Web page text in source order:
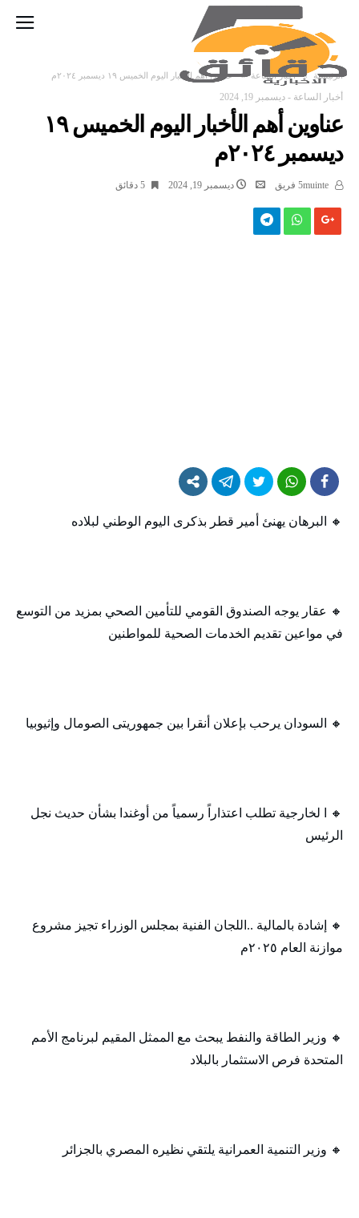
‫الرئيسية‬ أخبار الساعة عناوين أهم الأخبار اليوم الخميس ١٩ ديسمبر ٢٠٢٤م
أخبار الساعة - ديسمبر 19, 2024
عناوين أهم الأخبار اليوم الخميس ١٩
ديسمبر ٢٠٢٤م
ديسمبر 19, 2024 5 ‫دقائق‬
🔸 البرهان يهنئ أمير قطر بذكرى اليوم الوطني لبلاده
🔸 عقار يوجه الصندوق القومي للتأمين الصحي بمزيد من التوسع
في مواعين تقديم الخدمات الصحية للمواطنين
🔸 السودان يرحب بإعلان أنقرا بين جمهوريتى الصومال وإثيوبيا
🔸 ا لخارجية تطلب اعتذاراً رسمياً من أوغندا بشأن حديث نجل
الرئيس
🔸 إشادة بالمالية ..اللجان الفنية بمجلس الوزراء تجيز مشروع
موازنة العام ٢٠٢٥م
🔸 وزير الطاقة والنفط يبحث مع الممثل المقيم لبرنامج الأمم
المتحدة فرص الاستثمار بالبلاد
🔸 وزير التنمية العمرانية يلتقي نظيره المصري بالجزائر